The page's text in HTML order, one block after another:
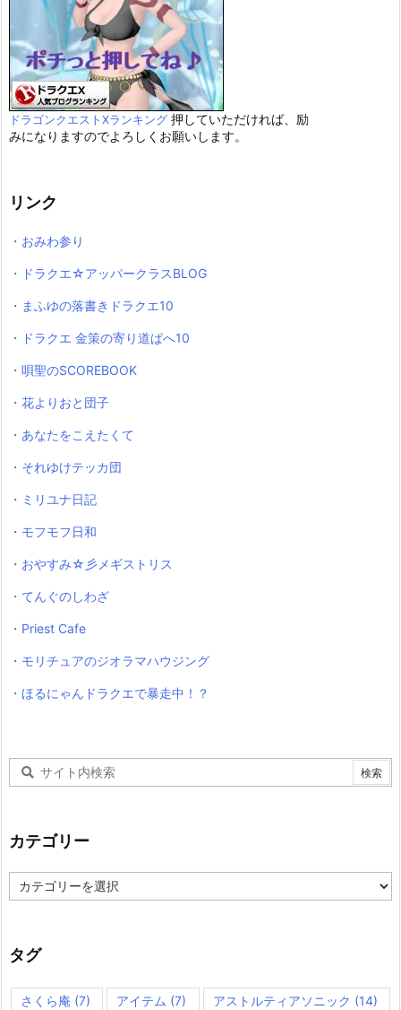
ドラゴンクエストXランキング 押していただければ、励
みになりますのでよろしくお願いします。
リンク
・おみわ参り
・ドラクエ☆アッパークラスBLOG
・まふゆの落書きドラクエ10
・ドラクエ 金策の寄り道ぱへ10
・唄聖のSCOREBOOK
・花よりおと団子
・あなたをこえたくて
・それゆけテッカ団
・ミリユナ日記
・モフモフ日和
・おやすみ☆彡メギストリス
・てんぐのしわざ
・Priest Cafe
・モリチュアのジオラマハウジング
・ほるにゃんドラクエで暴走中！？
カテゴリー
テ
ー
タグ
さくら庵 (7) アイテム (7) アストルティアソニック (14)